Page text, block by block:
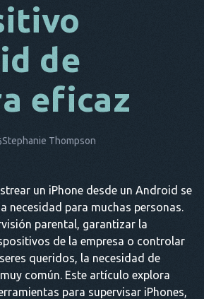
FR
NL
ES
PT
de
eficaz
Stephanie Thompson
un iPhone desde un Android se
necesidad para muchas personas.
parental, garantizar la
de la empresa o controlar
queridos, la necesidad de
común. Este artículo explora
para supervisar iPhones,